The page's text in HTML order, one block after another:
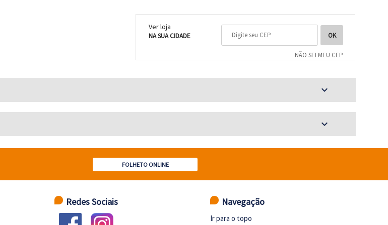
Ver loja
NA SUA CIDADE
NÃO SEI MEU CEP
expand_more
expand_more
FOLHETO ONLINE
Redes Sociais Navegação
Ir para o topo